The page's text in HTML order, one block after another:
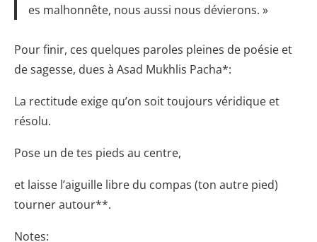
es malhonnête, nous aussi nous dévierons. »
Pour finir, ces quelques paroles pleines de poésie et
de sagesse, dues à Asad Mukhlis Pacha*:
La rectitude exige qu’on soit toujours véridique et
résolu.
Pose un de tes pieds au centre,
et laisse l’aiguille libre du compas (ton autre pied)
tourner autour**.
Notes: